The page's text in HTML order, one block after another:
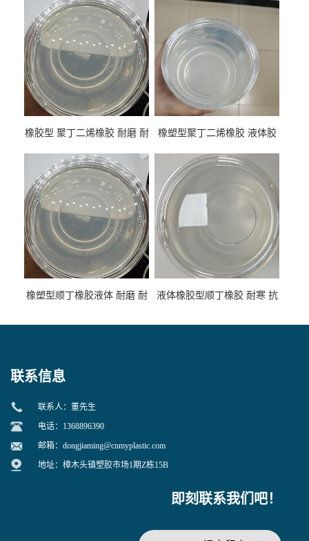
橡胶型 聚丁二烯橡胶 耐磨 耐
性
橡塑型聚丁二烯橡胶 液体胶
专用
橡塑型顺丁橡胶液体 耐磨 耐
液体橡胶型顺丁橡胶 耐寒 抗
联系信息
联系人：董先生
电话：1368896390
邮箱： dongjiaming@cnmyplastic.com
地址：樟木头镇塑胶市场1期Z栋15B
即刻联系我们吧！